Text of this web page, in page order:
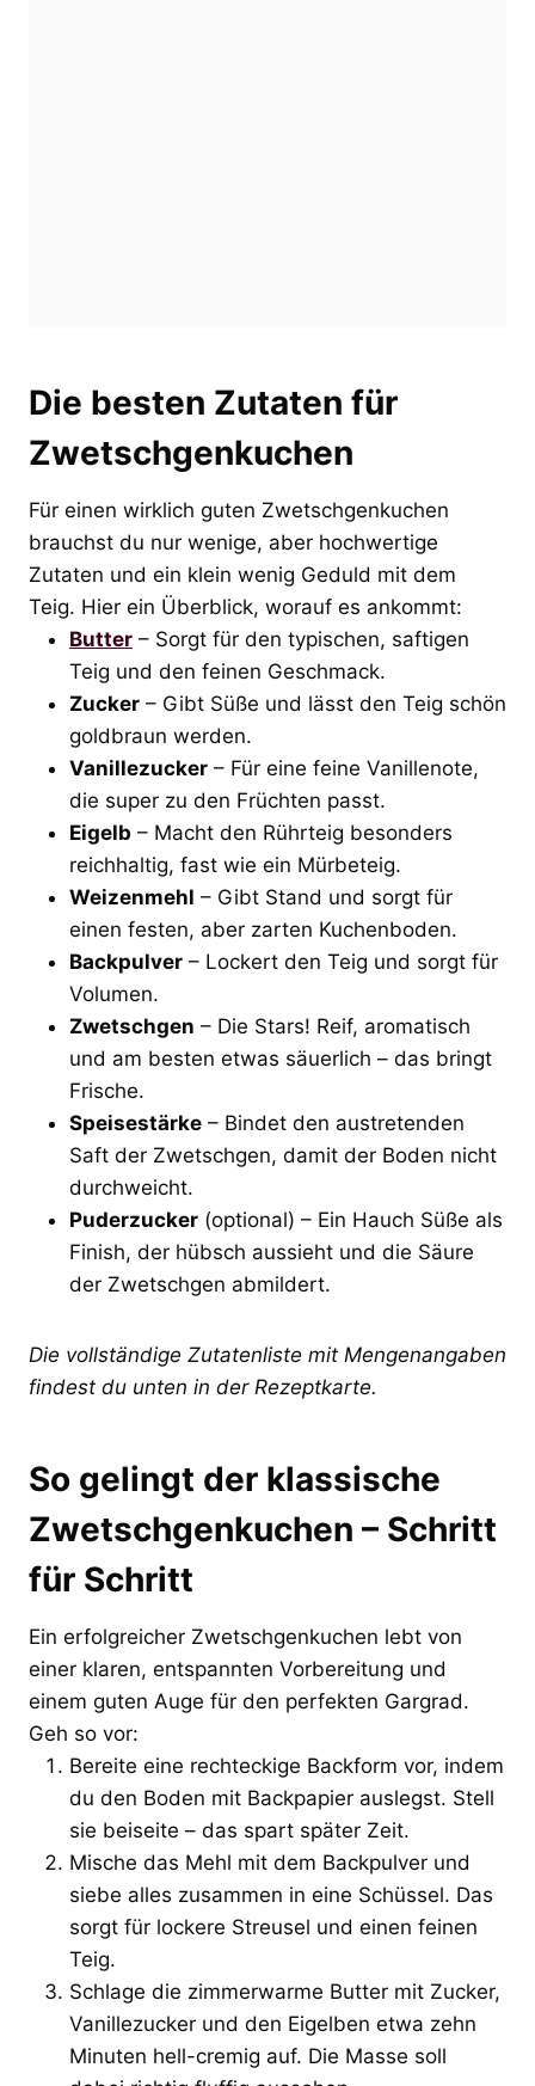
Die besten Zutaten für
Zwetschgenkuchen
Für einen wirklich guten Zwetschgenkuchen
brauchst du nur wenige, aber hochwertige
Zutaten und ein klein wenig Geduld mit dem
Teig. Hier ein Überblick, worauf es ankommt:
Butter – Sorgt für den typischen, saftigen
Teig und den feinen Geschmack.
Zucker – Gibt Süße und lässt den Teig schön
goldbraun werden.
Vanillezucker – Für eine feine Vanillenote,
die super zu den Früchten passt.
Eigelb – Macht den Rührteig besonders
reichhaltig, fast wie ein Mürbeteig.
Weizenmehl – Gibt Stand und sorgt für
einen festen, aber zarten Kuchenboden.
Backpulver – Lockert den Teig und sorgt für
Volumen.
Zwetschgen – Die Stars! Reif, aromatisch
und am besten etwas säuerlich – das bringt
Frische.
Speisestärke – Bindet den austretenden
Saft der Zwetschgen, damit der Boden nicht
durchweicht.
Puderzucker (optional) – Ein Hauch Süße als
Finish, der hübsch aussieht und die Säure
der Zwetschgen abmildert.
Die vollständige Zutatenliste mit Mengenangaben
findest du unten in der Rezeptkarte.
So gelingt der klassische
Zwetschgenkuchen – Schritt
für Schritt
Ein erfolgreicher Zwetschgenkuchen lebt von
einer klaren, entspannten Vorbereitung und
einem guten Auge für den perfekten Gargrad.
Geh so vor:
Bereite eine rechteckige Backform vor, indem
du den Boden mit Backpapier auslegst. Stell
sie beiseite – das spart später Zeit.
Mische das Mehl mit dem Backpulver und
siebe alles zusammen in eine Schüssel. Das
sorgt für lockere Streusel und einen feinen
Teig.
Schlage die zimmerwarme Butter mit Zucker,
Vanillezucker und den Eigelben etwa zehn
Minuten hell-cremig auf. Die Masse soll